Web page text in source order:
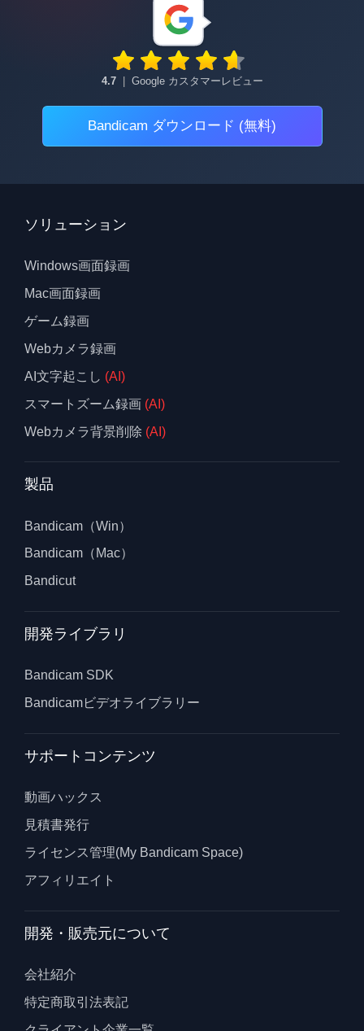
4.7 | Google カスタマーレビュー
Bandicam ダウンロード (無料)
ソリューション
Windows画面録画
Mac画面録画
ゲーム録画
Webカメラ録画
AI文字起こし (AI)
スマートズーム録画 (AI)
Webカメラ背景削除 (AI)
製品
Bandicam（Win）
Bandicam（Mac）
Bandicut
開発ライブラリ
Bandicam SDK
Bandicamビデオライブラリー
サポートコンテンツ
動画ハックス
見積書発行
ライセンス管理(My Bandicam Space)
アフィリエイト
開発・販売元について
会社紹介
特定商取引法表記